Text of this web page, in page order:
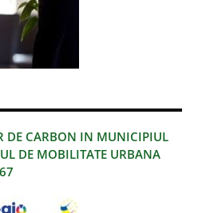
DE CARBON IN MUNICIPIUL
DE MOBILITATE URBANA